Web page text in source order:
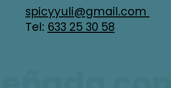
spicyyuli@gmail.com
Tel: 633 25 30 58